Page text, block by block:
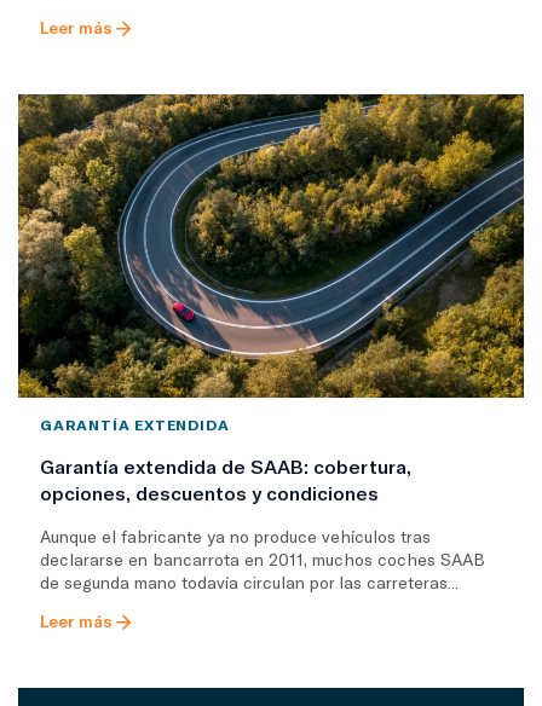
Leer más
GARANTÍA EXTENDIDA
Garantía extendida de SAAB: cobertura,
opciones, descuentos y condiciones
Aunque el fabricante ya no produce vehículos tras
declararse en bancarrota en 2011, muchos coches SAAB
de segunda mano todavía circulan por las carreteras...
Leer más